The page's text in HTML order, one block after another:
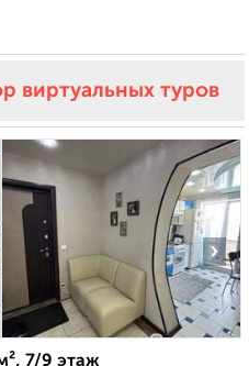
виртуальных туров
›
7/9 этаж